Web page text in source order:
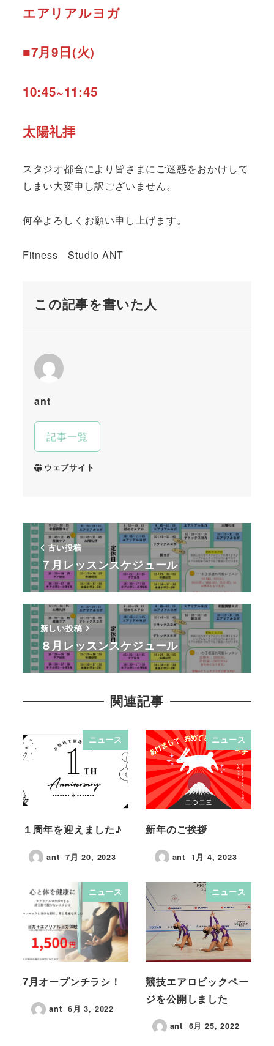
エアリアルヨガ
■7月9日(火)
10:45~11:45
太陽礼拝
スタジオ都合により皆さまにご迷惑をおかけして
しまい大変申し訳ございません。
何卒よろしくお願い申し上げます。
Fitness Studio ANT
この記事を書いた人
ant
記事一覧
ウェブサイト
古い投稿
７月レッスンスケジュール
新しい投稿
８月レッスンスケジュール
関連記事
ニュース
１周年を迎えました♪
ant 7月 20, 2023
ニュース
新年のご挨拶
ant 1月 4, 2023
ニュース
7月オープンチラシ！
ant 6月 3, 2022
ニュース
競技エアロビックペー
ジを公開しました
ant 6月 25, 2022